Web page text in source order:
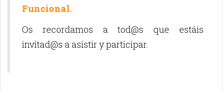
Funcional.
Os recordamos a tod@s que estáis
invitad@s a asistir y participar.